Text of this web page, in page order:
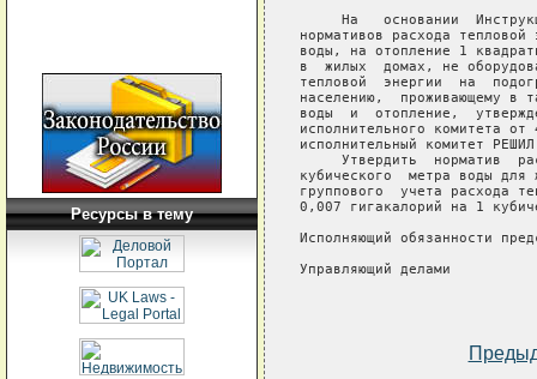
Ресурсы в тему
На   основании
нормативов расхода
воды, на отопление 1
в  жилых  домах, не
тепловой  энергии  на
населению,  проживающему в
воды  и  отопление,
исполнительного комитета
исполнительный комитет
Утвердить  норматив
кубического  метра воды для
группового  учета расхода
0,007 гигакалорий на 1
Исполняющий
Управляющий делами